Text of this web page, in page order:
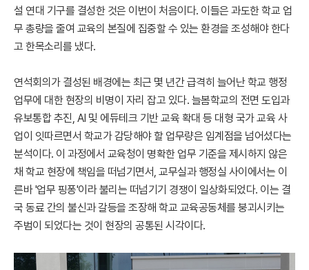
설 연대 기구를 결성한 것은 이번이 처음이다. 이들은 과도한 학교 업
무 총량을 줄여 교육의 본질에 집중할 수 있는 환경을 조성해야 한다
고 한목소리를 냈다.
연석회의가 결성된 배경에는 최근 몇 년간 급격히 늘어난 학교 행정
업무에 대한 현장의 비명이 자리 잡고 있다. 늘봄학교의 전면 도입과
유보통합 추진, AI 및 에듀테크 기반 교육 확대 등 대형 국가 교육 사
업이 잇따르면서 학교가 감당해야 할 업무량은 임계점을 넘어섰다는
분석이다. 이 과정에서 교육청이 명확한 업무 기준을 제시하지 않은
채 학교 현장에 책임을 떠넘기면서, 교무실과 행정실 사이에서는 이
른바 '업무 핑퐁'이라 불리는 떠넘기기 경쟁이 일상화되었다. 이는 결
국 동료 간의 불신과 갈등을 조장해 학교 교육공동체를 붕괴시키는
주범이 되었다는 것이 현장의 공통된 시각이다.